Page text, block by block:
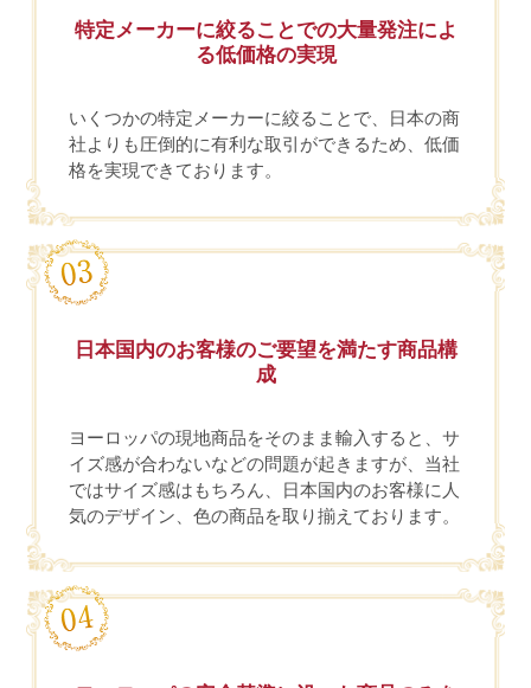
特定メーカーに絞ることでの大量発注によ
る低価格の実現
いくつかの特定メーカーに絞ることで、日本の商
社よりも圧倒的に有利な取引ができるため、低価
格を実現できております。
日本国内のお客様のご要望を満たす商品構
成
ヨーロッパの現地商品をそのまま輸入すると、サ
イズ感が合わないなどの問題が起きますが、当社
ではサイズ感はもちろん、日本国内のお客様に人
気のデザイン、色の商品を取り揃えております。